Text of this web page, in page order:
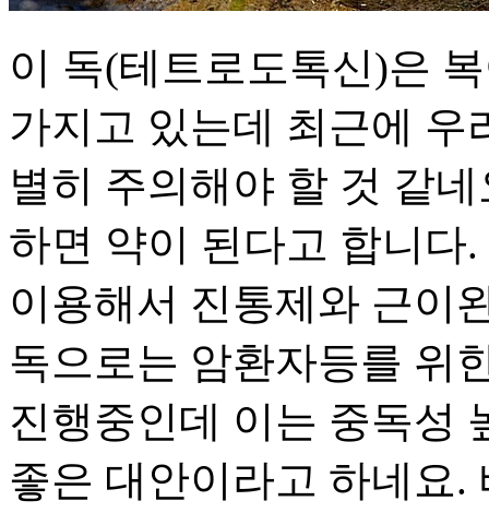
이 독(테트로도톡신)은
가지고 있는데 최근에 우
별히 주의해야 할 것 같
하면 약이 된다고 합니다
이용해서 진통제와 근이
독으로는 암환자등를 위
진행중인데 이는 중독성
좋은 대안이라고 하네요.